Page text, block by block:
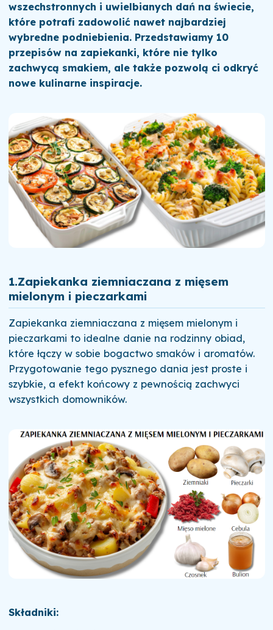
wszechstronnych i uwielbianych dań na świecie,
które potrafi zadowolić nawet najbardziej
wybredne podniebienia. Przedstawiamy 10
przepisów na zapiekanki, które nie tylko
zachwycą smakiem, ale także pozwolą ci odkryć
nowe kulinarne inspiracje.
1.Zapiekanka ziemniaczana z mięsem
mielonym i pieczarkami
Zapiekanka ziemniaczana z mięsem mielonym i
pieczarkami to idealne danie na rodzinny obiad,
które łączy w sobie bogactwo smaków i aromatów.
Przygotowanie tego pysznego dania jest proste i
szybkie, a efekt końcowy z pewnością zachwyci
wszystkich domowników.
Składniki: